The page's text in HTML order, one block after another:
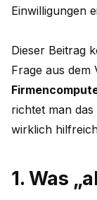
Einwilligungen
Dieser Beitrag
Frage aus dem
richtet man
wirklich
1. Was